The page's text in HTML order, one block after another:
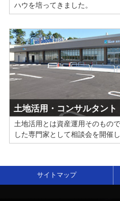
ハウを培ってきました。
土地活用・コンサルタント
土地活用とは資産運用そのもの
した専門家として相談会を開催し
サイトマップ